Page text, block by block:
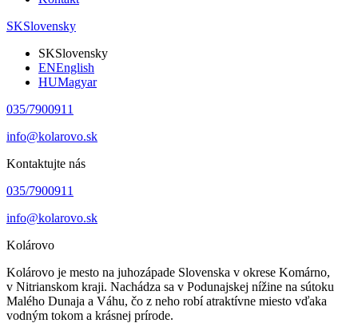
SKSlovensky
SKSlovensky
ENEnglish
HUMagyar
035/7900911
info@kolarovo.sk
Kontaktujte nás
035/7900911
info@kolarovo.sk
Kolárovo
Kolárovo je mesto na juhozápade Slovenska v okrese Komárno,
v Nitrianskom kraji. Nachádza sa v Podunajskej nížine na sútoku
Malého Dunaja a Váhu, čo z neho robí atraktívne miesto vďaka
vodným tokom a krásnej prírode.